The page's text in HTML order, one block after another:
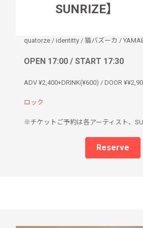
SUNRIZE】
quatorze / identitty / 猫バズーカ /
OPEN 17:00 / START 17:30
ADV ¥2,400+DRINK(¥600) / DOOR
ロック
※チケットご予約は各アーティスト、
Reserve